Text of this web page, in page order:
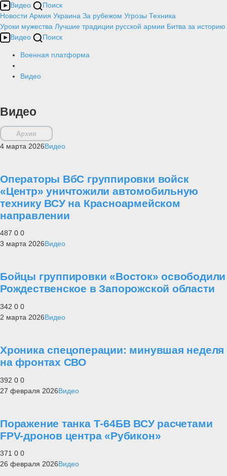
Видео
Поиск
Новости Армия Украина За рубежом Угрозы Техника
Уроки мужества Лучшие традиции русской армии Битва за историю
Видео
Поиск
Военная платформа
Видео
Видео
Архив
4 марта 2026Видео
Операторы ВбС группировки войск
«Центр» уничтожили автомобильную
технику ВСУ на Красноармейском
направлении
487 0 0
3 марта 2026Видео
Бойцы группировки «Восток» освободили
Рождественское в Запорожской области
342 0 0
2 марта 2026Видео
Хроника спецоперации: минувшая неделя
на фронтах СВО
392 0 0
27 февраля 2026Видео
Поражение танка Т-64БВ ВСУ расчетами
FPV-дронов центра «Рубикон»
371 0 0
26 февраля 2026Видео